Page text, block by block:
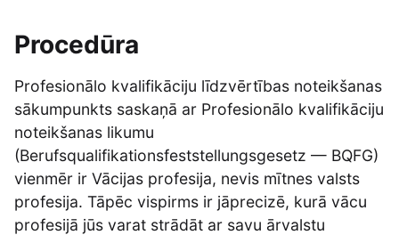
Procedūra
Profesionālo kvalifikāciju līdzvērtības noteikšanas
sākumpunkts saskaņā ar Profesionālo kvalifikāciju
noteikšanas likumu
(Berufsqualifikationsfeststellungsgesetz — BQFG)
vienmēr ir Vācijas profesija, nevis mītnes valsts
profesija. Tāpēc vispirms ir jāprecizē, kurā vācu
profesijā jūs varat strādāt ar savu ārvalstu